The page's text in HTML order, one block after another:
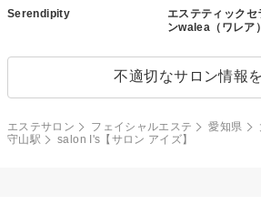
Serendipity
エステティックセ
ンwalea（ワレア）
不適切なサロン情報
エステサロン フェイシャルエステ 愛知県
守山駅
salon I's【サロン アイズ】